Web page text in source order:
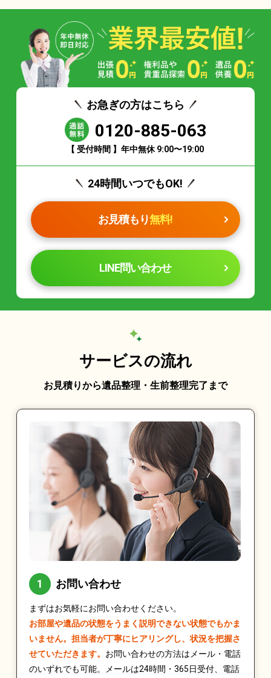
お急ぎの方はこちら
0120-885-063
【 受付時間 】年中無休 9:00〜19:00
24時間いつでもOK!
お見積もり無料!
LINE問い合わせ
サービスの流れ
お見積りから遺品整理・生前整理完了まで
お問い合わせ
まずはお気軽にお問い合わせください。
お部屋や遺品の状態をうまく説明できない状態でもかま
いません。担当者が丁寧にヒアリングし、状況を把握さ
せていただきます。 お問い合わせの方法はメール・電話
のいずれでも可能。メールは24時間・365日受付、電話